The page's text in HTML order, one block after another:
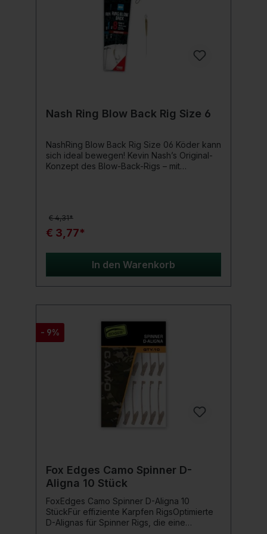
Nash Ring Blow Back Rig Size 6
NashRing Blow Back Rig Size 06 Köder kann
sich ideal bewegen! Kevin Nash’s Original-
Konzept des Blow-Back-Rigs – mit
garantiert.Produktdetails: Rig-Komponenten:
Fang X-Haken Skinlink Dark Silt Semi Stiff
Diffusion Camo Kicker Metall-Rig-Ring
Diffusion Camo Anti Tangle Sleeve lang
Köderspru im Lieferumfang enthalten
gebunden mit 20 Pfund Größe 08
€ 4,31*
€ 3,77*
In den Warenkorb
- 9%
Fox Edges Camo Spinner D-
Aligna 10 Stück
FoxEdges Camo Spinner D-Aligna 10
StückFür effiziente Karpfen RigsOptimierte
D-Alignas für Spinner Rigs, die eine